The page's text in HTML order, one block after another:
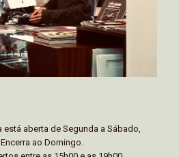
aberta de Segunda a Sábado,
ao Domingo.